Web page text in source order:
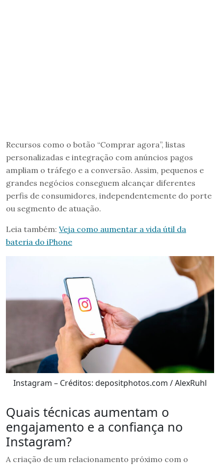
Recursos como o botão “Comprar agora”, listas
personalizadas e integração com anúncios pagos
ampliam o tráfego e a conversão. Assim, pequenos e
grandes negócios conseguem alcançar diferentes
perfis de consumidores, independentemente do porte
ou segmento de atuação.
Leia também: Veja como aumentar a vida útil da
bateria do iPhone
Instagram – Créditos: depositphotos.com / AlexRuhl
Quais técnicas aumentam o
engajamento e a confiança no
Instagram?
A criação de um relacionamento próximo com o